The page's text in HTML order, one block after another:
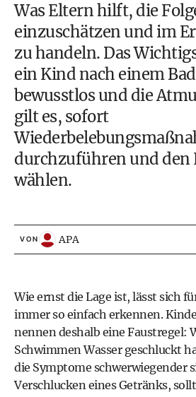
Was Eltern hilft, die
einzuschätzen und im
zu handeln. Das
ein Kind nach einem
bewusstlos und die
gilt es, sofort
durchzuführen und den
wählen.
VON APA
Wie ernst die Lage ist, lässt sich
immer so einfach erkennen.
nennen deshalb eine Faustregel:
Schwimmen Wasser geschluckt
die Symptome schwerwiegender
Verschlucken eines Getränks,